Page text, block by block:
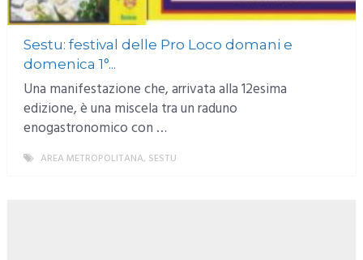
Sestu: festival delle Pro Loco domani e
domenica 1°...
Una manifestazione che, arrivata alla 12esima
edizione, è una miscela tra un raduno
enogastronomico con …
AREA METROPOLITANA, SESTU